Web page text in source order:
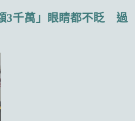
3千萬」眼睛都不眨 過